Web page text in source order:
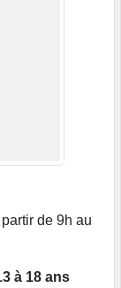
de 9h au
à 18 ans